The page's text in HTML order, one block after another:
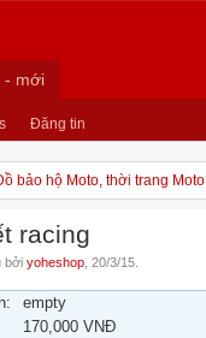
- mới
Đăng tin
bảo hộ Moto, thời trang Moto
racing
bởi yoheshop 20/3/15
empty
170,000 VNĐ